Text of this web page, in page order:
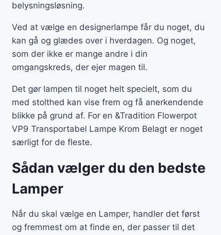
belysningsløsning.
Ved at vælge en designerlampe får du noget, du
kan gå og glædes over i hverdagen. Og noget,
som der ikke er mange andre i din
omgangskreds, der ejer magen til.
Det gør lampen til noget helt specielt, som du
med stolthed kan vise frem og få anerkendende
blikke på grund af. For en &Tradition Flowerpot
VP9 Transportabel Lampe Krom Belagt er noget
særligt for de fleste.
Sådan vælger du den bedste
Lamper
Når du skal vælge en Lamper, handler det først
og fremmest om at finde en, der passer til det